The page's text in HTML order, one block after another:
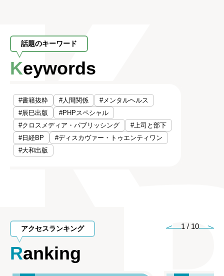
話題のキーワード
Keywords
#書籍抜粋 #人間関係
#メンタルヘルス
#辰巳出版
#PHPスペシャル
#クロスメディア・パブリッシング
#上司と部下
#日経BP
#ディスカヴァー・トゥエンティワン
#大和出版
アクセスランキング
Ranking
1 / 10